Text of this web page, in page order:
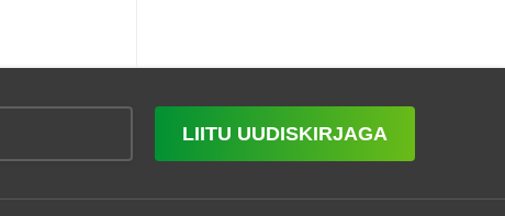
LIITU UUDISKIRJAGA